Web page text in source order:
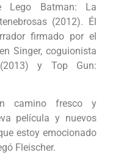
Lego Batman: La
(2012). Él
firmado por el
Singer, coguionista
y Top Gun:
camino fresco y
película y nuevos
estoy emocionado
Fleischer.